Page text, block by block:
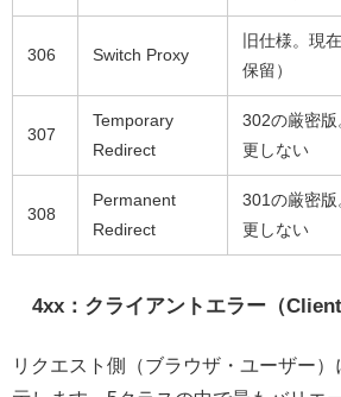
306 Switch Proxy
旧仕様。現
保留）
307
Temporary
Redirect
302の厳密
更しない
308
Permanent
Redirect
301の厳密
更しない
4xx：クライアントエラー（
リクエスト側（ブラウザ・ユーザー